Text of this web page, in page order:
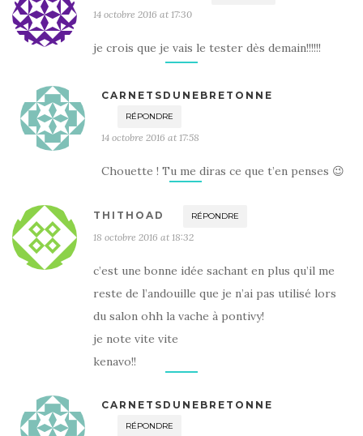
14 octobre 2016 at 17:30
je crois que je vais le tester dès demain!!!!!!
CARNETSDUNEBRETONNE
RÉPONDRE
14 octobre 2016 at 17:58
Chouette ! Tu me diras ce que t’en penses 😉
THITHOAD RÉPONDRE
18 octobre 2016 at 18:32
c’est une bonne idée sachant en plus qu’il me
reste de l’andouille que je n’ai pas utilisé lors
du salon ohh la vache à pontivy!
je note vite vite
kenavo!!
CARNETSDUNEBRETONNE
RÉPONDRE